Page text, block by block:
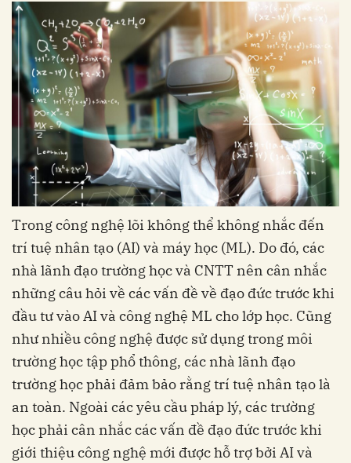
Trong công nghệ lõi không thể không nhắc đến
trí tuệ nhân tạo (AI) và máy học (ML). Do đó, các
nhà lãnh đạo trường học và CNTT nên cân nhắc
những câu hỏi về các vấn đề về đạo đức trước khi
đầu tư vào AI và công nghệ ML cho lớp học. Cũng
như nhiều công nghệ được sử dụng trong môi
trường học tập phổ thông, các nhà lãnh đạo
trường học phải đảm bảo rằng trí tuệ nhân tạo là
an toàn. Ngoài các yêu cầu pháp lý, các trường
học phải cân nhắc các vấn đề đạo đức trước khi
giới thiệu công nghệ mới được hỗ trợ bởi AI và